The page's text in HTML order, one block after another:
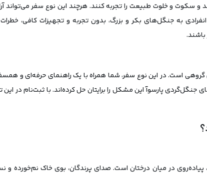
و سکوت و خلوت طبیعت را تجربه کنند. هرچند این نوع سفر می‌تواند
به جنگل‌های بکر و بزرگ، بدون تجربه و تجهیزات کافی، خطرات
است. در این نوع سفر، شما همراه با یک راهنمای حرفه‌ای و
جنگل‌گردی پارسوآ این مشکل را برایتان حل کرده‌اند. با ثبت‌نام در
در میان درختان است. صدای پرندگان، بوی خاک نم‌خورده و